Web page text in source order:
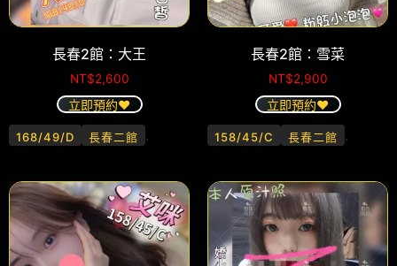
長春2館：大王
NT$2,600
立即預約❤️
168/49/D 長春二館 .
長春2館：雪菜
NT$2,900
立即預約❤️
158/45/C 長春二館 .